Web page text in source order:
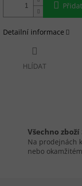
Detailní informace
HLÍDAT
Všechno zboží
Na prodejnách
nebo